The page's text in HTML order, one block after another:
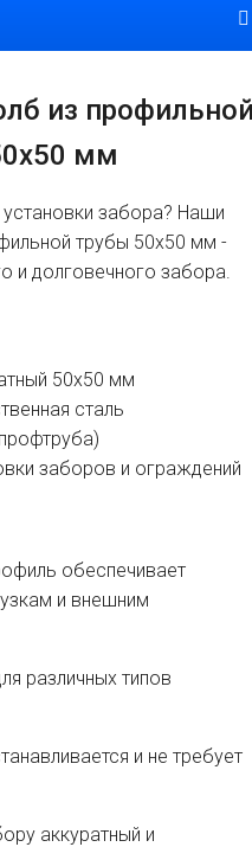
из
мм
забора? Наши
трубы 50х50 мм -
и долговечного забора.
50х50 мм
сталь
заборов и ограждений
обеспечивает
и внешним
различных типов
и не требует
аккуратный и